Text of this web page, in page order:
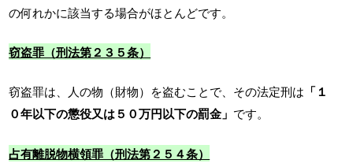
の何れかに該当する場合がほとんどです。
窃盗罪（刑法第２３５条）
窃盗罪は、人の物（財物）を盗むことで、その法定刑は 「１
０年以下の懲役又は５０万円以下の罰金」 です。
占有離脱物横領罪（刑法第２５４条）